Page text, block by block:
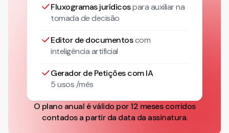
Fluxogramas jurídicospara auxiliar na
tomada de decisão
Editor de documentoscom
inteligência artificial
Gerador de Petições com IA
5 usos /mês
O plano anual é válido por 12 meses corridos
contados a partir da data da assinatura.